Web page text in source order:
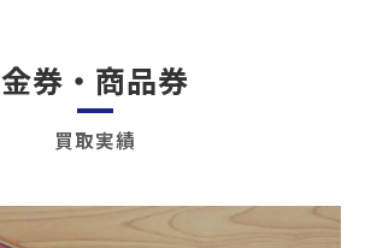
買取実績
金券・商品券